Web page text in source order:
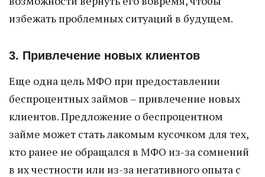
избежать проблемных ситуаций в будущем.
3. Привлечение новых клиентов
Еще одна цель МФО при предоставлении
беспроцентных займов – привлечение новых
клиентов. Предложение о беспроцентном
займе может стать лакомым кусочком для тех,
кто ранее не обращался в МФО из-за сомнений
в их честности или из-за негативного опыта с